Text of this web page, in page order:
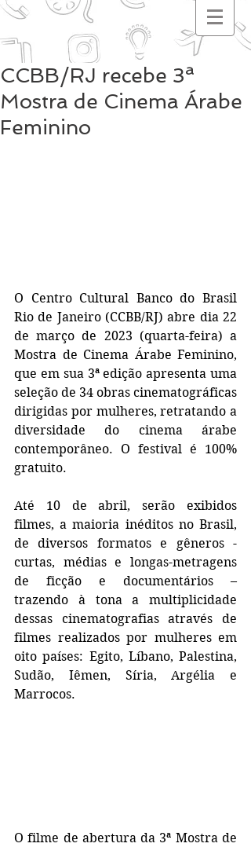
CCBB/RJ recebe 3ª
Mostra de Cinema Árabe
Feminino
O Centro Cultural Banco do Brasil
Rio de Janeiro (CCBB/RJ) abre dia 22
de março de 2023 (quarta-feira) a
Mostra de Cinema Árabe Feminino,
que em sua 3ª edição apresenta uma
seleção de 34 obras cinematográficas
dirigidas por mulheres, retratando a
diversidade do cinema árabe
contemporâneo. O festival é 100%
gratuito.
Até 10 de abril, serão exibidos
filmes, a maioria inéditos no Brasil,
de diversos formatos e gêneros -
curtas, médias e longas-metragens
de ficção e documentários –
trazendo à tona a multiplicidade
dessas cinematografias através de
filmes realizados por mulheres em
oito países: Egito, Líbano, Palestina,
Sudão, Iêmen, Síria, Argélia e
Marrocos.
O filme de abertura da 3ª Mostra de